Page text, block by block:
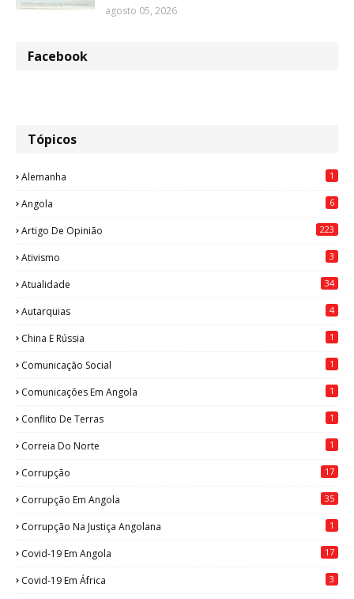
agosto 05, 2026
Facebook
Tópicos
Alemanha 1
Angola 6
Artigo De Opinião 223
Ativismo 3
Atualidade 34
Autarquias 4
China E Rússia 1
Comunicação Social 1
Comunicações Em Angola 1
Conflito De Terras 1
Correia Do Norte 1
Corrupção 17
Corrupção Em Angola 35
Corrupção Na Justiça Angolana 1
Covid-19 Em Angola 17
Covid-19 Em África 3